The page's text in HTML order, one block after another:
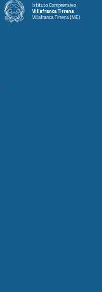
Istituto Comprensivo
Villafranca Tirrena
Villafranca Tirrena (ME)